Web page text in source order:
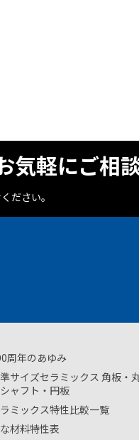
軽にご相
ださい。
周年のあゆみ
サイズセラミックス 角板・
ャフト・円板
ミックス特性比較一覧
材料特性表